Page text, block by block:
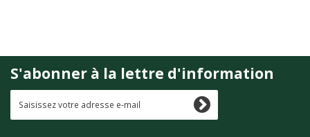
S'abonner à la lettre d'information